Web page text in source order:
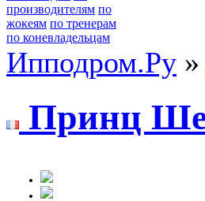
производителям по
жокеям по тренерам
по коневладельцам
Ипподром.Ру »
Пpинц